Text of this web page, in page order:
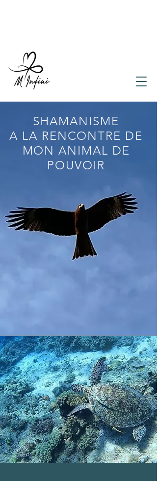
SHAMANISME
A LA RENCONTRE DE
MON ANIMAL DE
POUVOIR